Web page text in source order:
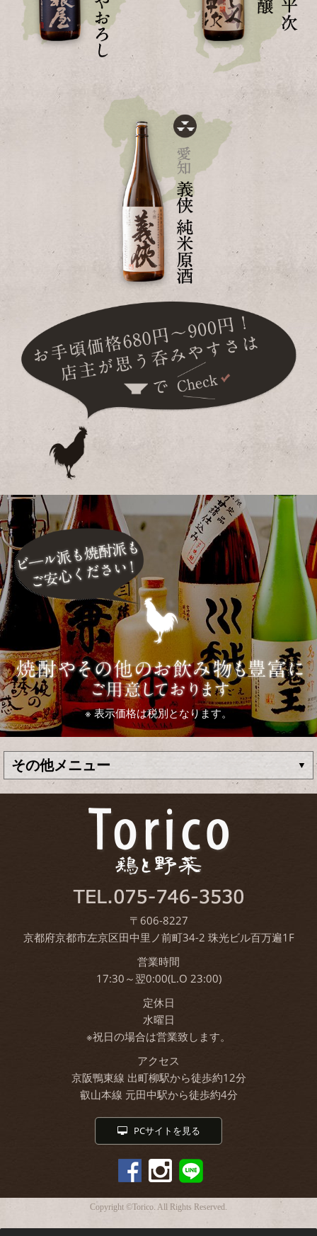
※ 表示価格は税別となります。
その他メニュー
〒606-8227
京都府京都市左京区田中里ノ前町34-2 珠光ビル百万遍1F
営業時間
17:30～翌0:00(L.O 23:00)
定休日
水曜日
※祝日の場合は営業致します。
アクセス
京阪鴨東線 出町柳駅から徒歩約12分
叡山本線 元田中駅から徒歩約4分
PCサイトを見る
Copyright ©Torico. All Rights Reserved.